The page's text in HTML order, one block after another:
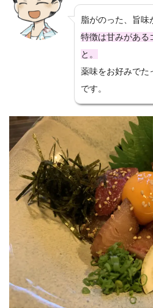
脂がのった、旨味
特徴は甘みがある
と。
薬味をお好みでた
です。